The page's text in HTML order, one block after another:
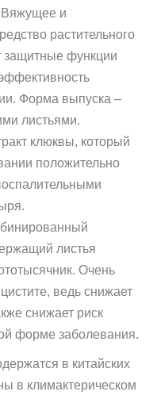
Вяжущее и
растительного
защитные функции
Форма выпуска –
листьями.
клюквы, который
положительно
листья
Очень
ведь снижает
снижает риск
форме заболевания.
в китайских
в климактерическом